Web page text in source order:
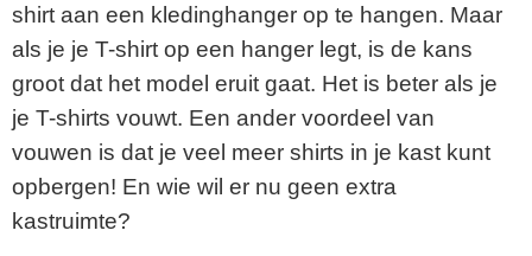
shirt aan een kledinghanger op te hangen. Maar
als je je T-shirt op een hanger legt, is de kans
groot dat het model eruit gaat. Het is beter als je
je T-shirts vouwt. Een ander voordeel van
vouwen is dat je veel meer shirts in je kast kunt
opbergen! En wie wil er nu geen extra
kastruimte?